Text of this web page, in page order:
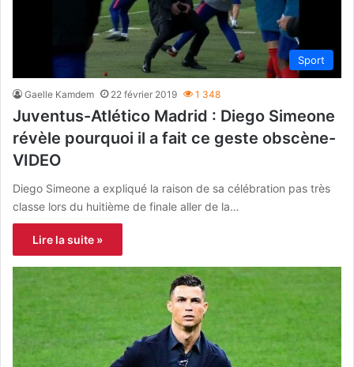
Sport
Gaelle Kamdem 22 février 2019 1 348
Juventus-Atlético Madrid : Diego Simeone
révèle pourquoi il a fait ce geste obscène-
VIDEO
Diego Simeone a expliqué la raison de sa célébration pas très
classe lors du huitième de finale aller de la…
Lire la suite »